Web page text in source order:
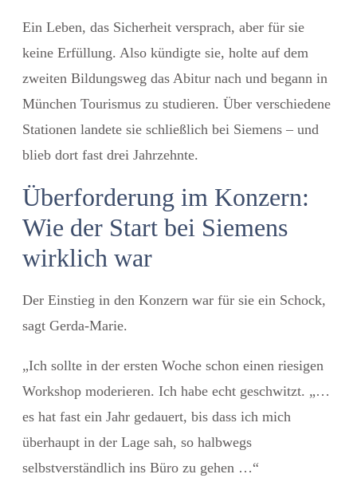
Ein Leben, das Sicherheit versprach, aber für sie
keine Erfüllung. Also kündigte sie, holte auf dem
zweiten Bildungsweg das Abitur nach und begann in
München Tourismus zu studieren. Über verschiedene
Stationen landete sie schließlich bei Siemens – und
blieb dort fast drei Jahrzehnte.
Überforderung im Konzern:
Wie der Start bei Siemens
wirklich war
Der Einstieg in den Konzern war für sie ein Schock,
sagt Gerda-Marie.
„Ich sollte in der ersten Woche schon einen riesigen
Workshop moderieren. Ich habe echt geschwitzt. „…
es hat fast ein Jahr gedauert, bis dass ich mich
überhaupt in der Lage sah, so halbwegs
selbstverständlich ins Büro zu gehen …“